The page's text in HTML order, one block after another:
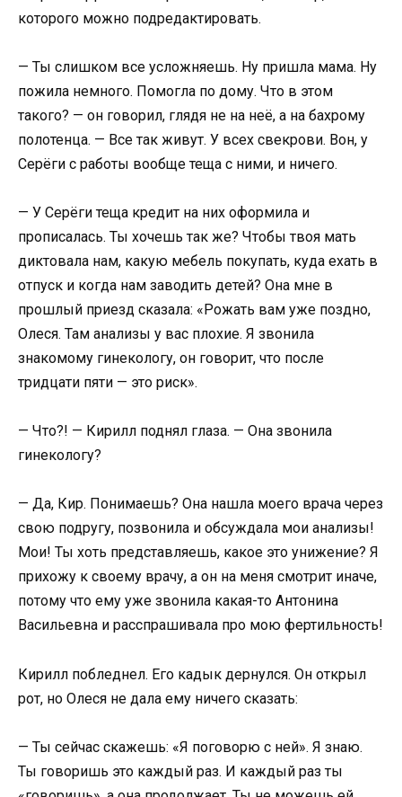
которого можно подредактировать.
— Ты слишком все усложняешь. Ну пришла мама. Ну
пожила немного. Помогла по дому. Что в этом
такого? — он говорил, глядя не на неё, а на бахрому
полотенца. — Все так живут. У всех свекрови. Вон, у
Серёги с работы вообще теща с ними, и ничего.
— У Серёги теща кредит на них оформила и
прописалась. Ты хочешь так же? Чтобы твоя мать
диктовала нам, какую мебель покупать, куда ехать в
отпуск и когда нам заводить детей? Она мне в
прошлый приезд сказала: «Рожать вам уже поздно,
Олеся. Там анализы у вас плохие. Я звонила
знакомому гинекологу, он говорит, что после
тридцати пяти — это риск».
— Что?! — Кирилл поднял глаза. — Она звонила
гинекологу?
— Да, Кир. Понимаешь? Она нашла моего врача через
свою подругу, позвонила и обсуждала мои анализы!
Мои! Ты хоть представляешь, какое это унижение? Я
прихожу к своему врачу, а он на меня смотрит иначе,
потому что ему уже звонила какая-то Антонина
Васильевна и расспрашивала про мою фертильность!
Кирилл побледнел. Его кадык дернулся. Он открыл
рот, но Олеся не дала ему ничего сказать:
— Ты сейчас скажешь: «Я поговорю с ней». Я знаю.
Ты говоришь это каждый раз. И каждый раз ты